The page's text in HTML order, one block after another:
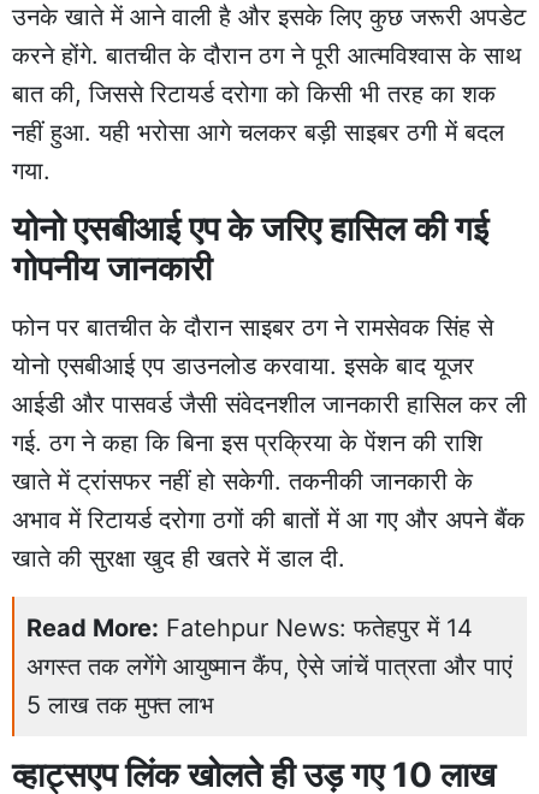
उनके खाते में आने वाली है और इसके लिए कुछ जरूरी अपडेट
करने होंगे. बातचीत के दौरान ठग ने पूरी आत्मविश्वास के साथ
बात की, जिससे रिटायर्ड दरोगा को किसी भी तरह का शक
नहीं हुआ. यही भरोसा आगे चलकर बड़ी साइबर ठगी में बदल
गया.
योनो एसबीआई एप के जरिए हासिल की गई
गोपनीय जानकारी
फोन पर बातचीत के दौरान साइबर ठग ने रामसेवक सिंह से
योनो एसबीआई एप डाउनलोड करवाया. इसके बाद यूजर
आईडी और पासवर्ड जैसी संवेदनशील जानकारी हासिल कर ली
गई. ठग ने कहा कि बिना इस प्रक्रिया के पेंशन की राशि
खाते में ट्रांसफर नहीं हो सकेगी. तकनीकी जानकारी के
अभाव में रिटायर्ड दरोगा ठगों की बातों में आ गए और अपने बैंक
खाते की सुरक्षा खुद ही खतरे में डाल दी.
Read More: Fatehpur News: फतेहपुर में 14
अगस्त तक लगेंगे आयुष्मान कैंप, ऐसे जांचें पात्रता और पाएं
5 लाख तक मुफ्त लाभ
व्हाट्सएप लिंक खोलते ही उड़ गए 10 लाख